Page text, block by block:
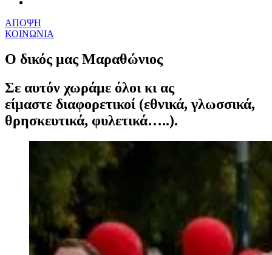
ΑΠΟΨΗ
ΚΟΙΝΩΝΙΑ
Ο δικός μας Μαραθώνιος
Σε αυτόν χωράμε όλοι κι ας
είμαστε διαφορετικοί (εθνικά, γλωσσικά,
θρησκευτικά, φυλετικά…..).